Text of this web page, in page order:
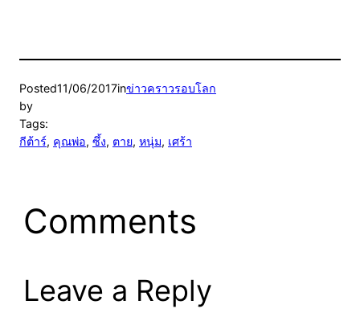
Posted11/06/2017inข่าวคราวรอบโลก
by
Tags:
กีต้าร์, คุณพ่อ, ซึ้ง, ตาย, หนุ่ม, เศร้า
Comments
Leave a Reply